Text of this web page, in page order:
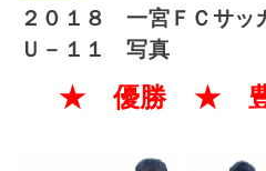
２０１８ 一宮ＦＣサ
Ｕ－１１ 写真
★ 優勝 ★ 豊